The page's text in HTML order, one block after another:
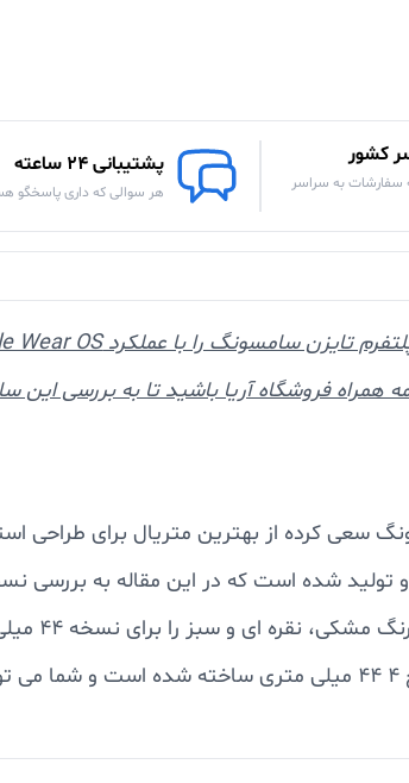
کشور
سفارشات به سراسر
پشتیبانی 24 ساعته
هر سوالی که داری پاسخگو
همراه فروشگاه آریا باشید تا به بررسی
کرده از بهترین متریال برای طراحی
رنگ
قبلی را در این مدل اعمال کند. بند های مختلفی برای گلکسی واچ 4 44
های ساعت مختلفی برای ساعت طراحی شده